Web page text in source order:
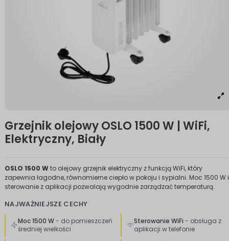
Grzejnik olejowy OSLO 1500 W | WiFi,
Elektryczny, Biały
OSLO 1500 Wto olejowy grzejnik elektryczny z funkcją WiFi, który
zapewnia łagodne, równomierne ciepło w pokoju i sypialni. Moc 1500 W i
sterowanie z aplikacji pozwalają wygodnie zarządzać temperaturą.
NAJWAŻNIEJSZE CECHY
Moc 1500 W- do pomieszczeń
średniej wielkości
Sterowanie WiFi - obsługa z
aplikacji w telefonie